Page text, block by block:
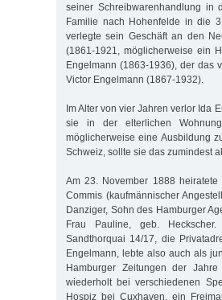
seiner Schreibwarenhandlung in
Familie nach Hohenfelde in die
verlegte sein Geschäft an den
(1861-1921, möglicherweise ein
Engelmann (1863-1936), der das
Victor Engelmann (1867-1932).
Im Alter von vier Jahren verlor Ida
sie in der elterlichen
möglicherweise eine Ausbildung
Schweiz, sollte sie das zumindest
Am 23. November 1888
Commis (kaufmännischer
Danziger, Sohn des Hamburger
Frau Pauline, geb.
Sandthorquai 14/17, die
Engelmann, lebte also auch als
Hamburger Zeitungen der
wiederholt bei verschiedenen
Hospiz bei Cuxhaven, ein